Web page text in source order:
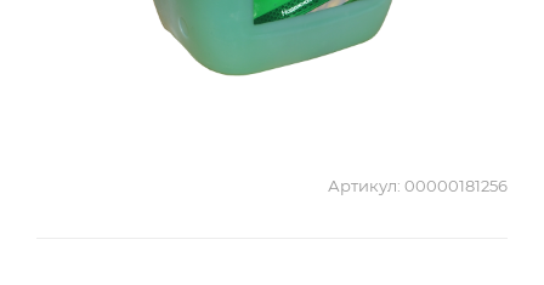
Артикул: 00000181256